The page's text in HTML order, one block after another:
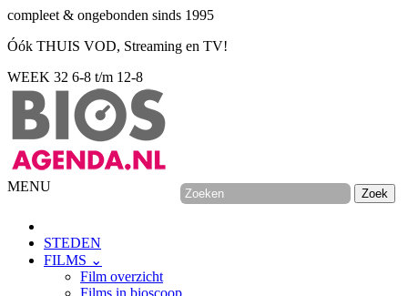
compleet & ongebonden sinds 1995
Óók THUIS VOD, Streaming en TV!
WEEK 32 6-8 t/m 12-8
MENU
STEDEN
FILMS ⌄
Film overzicht
Films in bioscoop